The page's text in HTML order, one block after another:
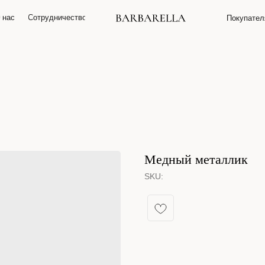
Сотрудничество
Сотрудничество
нас
Медный металлик
SKU: